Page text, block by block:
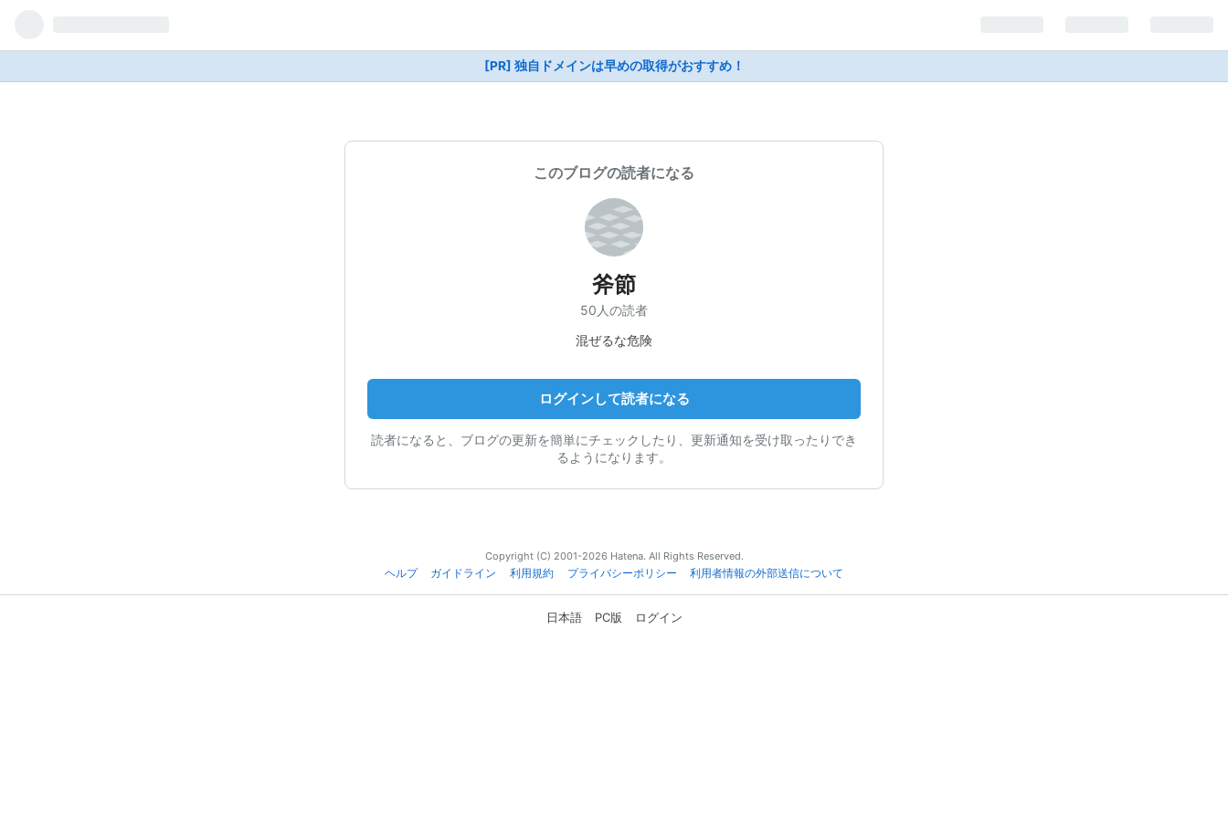
[PR] 独自ドメインは早めの取得がおすすめ！
このブログの読者になる
斧節
50人の読者
混ぜるな危険
ログインして読者になる
読者になると、ブログの更新を簡単にチェックしたり、更新通知を受け取ったりでき
るようになります。
Copyright (C) 2001-2026 Hatena. All Rights Reserved.
ヘルプ
ガイドライン 利用規約 プライバシーポリシー 利用者情報の外部送信について
日本語 PC版 ログイン